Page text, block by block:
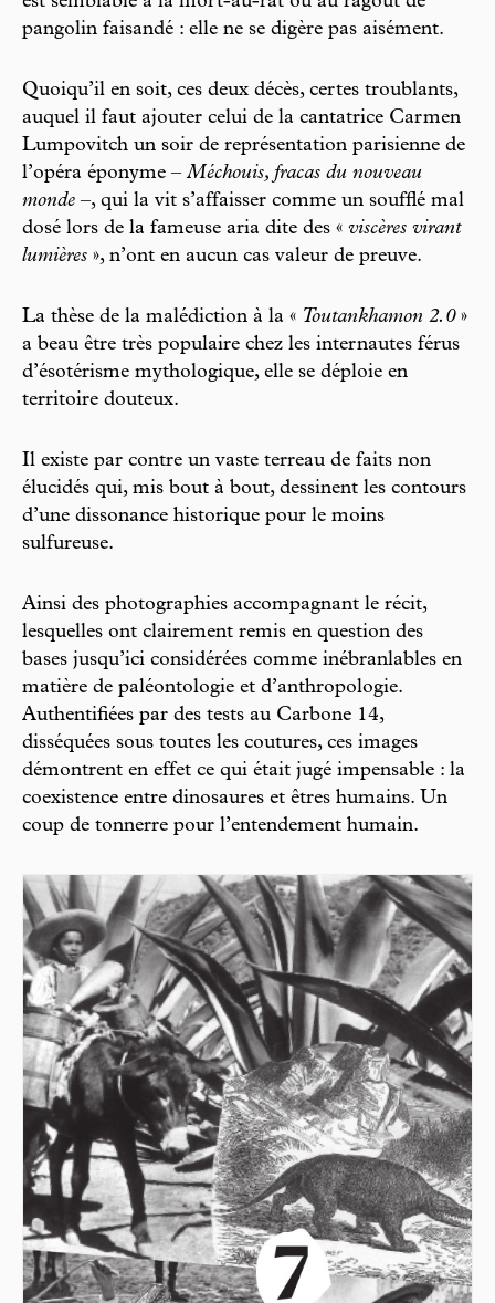
pangolin faisandé : elle ne se digère pas aisément.
Quoiqu’il en soit, ces deux décès, certes troublants,
auquel il faut ajouter celui de la cantatrice Carmen
Lumpovitch un soir de représentation parisienne de
l’opéra éponyme –Méchouis, fracas du nouveau
monde –, qui la vit s’affaisser comme un soufflé mal
dosé lors de la fameuse aria dite des « viscères virant
lumières », n’ont en aucun cas valeur de preuve.
La thèse de la malédiction à la « Toutankhamon 2.0»
a beau être très populaire chez les internautes férus
d’ésotérisme mythologique, elle se déploie en
territoire douteux.
Il existe par contre un vaste terreau de faits non
élucidés qui, mis bout à bout, dessinent les contours
d’une dissonance historique pour le moins
sulfureuse.
Ainsi des photographies accompagnant le récit,
lesquelles ont clairement remis en question des
bases jusqu’ici considérées comme inébranlables en
matière de paléontologie et d’anthropologie.
Authentifiées par des tests au Carbone 14,
disséquées sous toutes les coutures, ces images
démontrent en effet ce qui était jugé impensable : la
coexistence entre dinosaures et êtres humains. Un
coup de tonnerre pour l’entendement humain.